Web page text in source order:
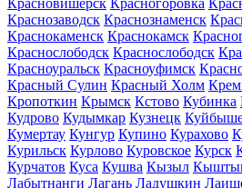
Красновишерск Красногоровка
Краснозаводск Краснознаменск
Краснокаменск Краснокамск
Краснослободск Краснослободск
Красноуральск Красноуфимск
Красный Сулин Красный Холм
Кропоткин Крымск Кстово Кубинка
Кудрово Кудымкар Кузнецк
Кумертау Кунгур Купино Курахово
Курильск Курлово Куровское Курск
Курчатов Куса Кушва Кызыл
Лабытнанги Лагань Ладушкин